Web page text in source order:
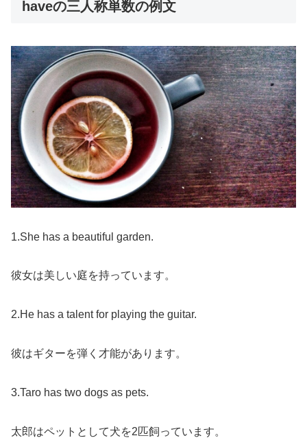
haveの三人称単数の例文
1.She has a beautiful garden.
彼女は美しい庭を持っています。
2.He has a talent for playing the guitar.
彼はギターを弾く才能があります。
3.Taro has two dogs as pets.
太郎はペットとして犬を2匹飼っています。